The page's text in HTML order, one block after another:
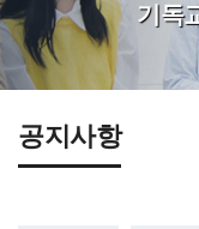
기독
공지사항